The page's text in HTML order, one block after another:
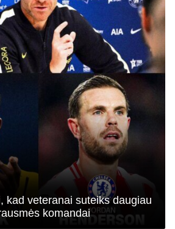
kad veteranai suteiks daugiau
komandai